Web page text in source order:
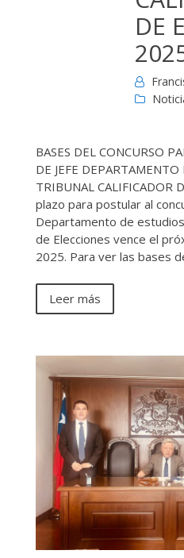
DE
BASES DEL CONCURSO
DE JEFE
TRIBUNAL CALIFICADOR
plazo para postular al
Departamento de
de Elecciones vence el
2025. Para ver las bases
Leer más